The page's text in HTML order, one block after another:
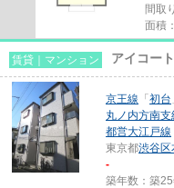
間取
面積
賃貸｜マンション アイコー
京王線 「 初台
丸ノ内方南支
都営大江戸線
東京都渋谷区
-
築年数：築